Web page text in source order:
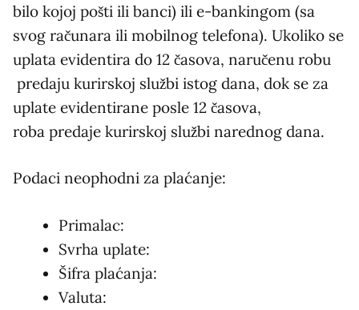
bilo kojoj pošti ili banci) ili e-bankingom (sa
svog računara ili mobilnog telefona). Ukoliko se
uplata evidentira do 12 časova, naručenu robu
predaju kurirskoj službi istog dana, dok se za
uplate evidentirane posle 12 časova,
roba predaje kurirskoj službi narednog dana.
Podaci neophodni za plaćanje:
Primalac:
Svrha uplate:
Šifra plaćanja:
Valuta: